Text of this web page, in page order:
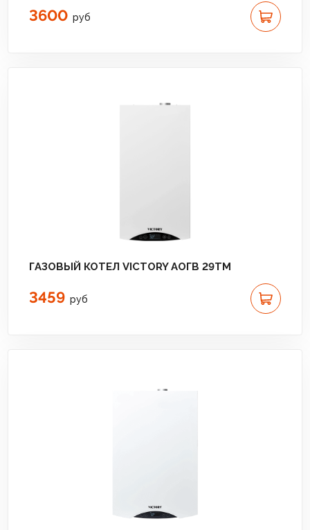
3600 руб
ГАЗОВЫЙ КОТЕЛ VICTORY АОГВ 29TM
3459 руб